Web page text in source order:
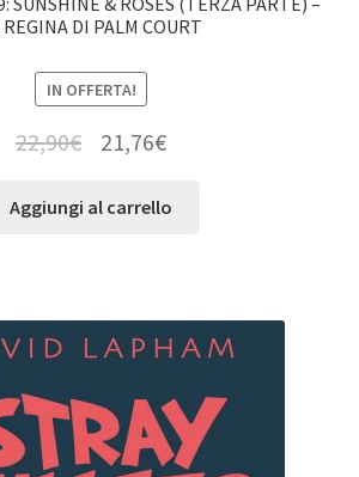
REGINA DI PALM COURT
IN OFFERTA!
22,90€ 21,76€
Aggiungi al carrello